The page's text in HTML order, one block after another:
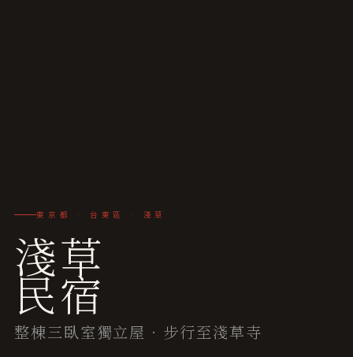
東京都 · 台東區 · 淺草
淺草
民宿
整棟三臥室獨立屋 · 步行至淺草寺